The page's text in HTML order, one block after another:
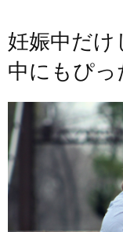
妊娠中だけ
中にもぴ